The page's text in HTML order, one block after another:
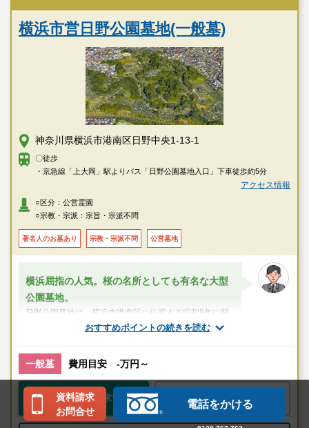
横浜市営日野公園墓地(一般墓)
神奈川県横浜市港南区日野中央1-13-1
〇徒歩
・京急線「上大岡」駅よりバス「日野公園墓地入口」下車徒歩約5分
アクセス情報
○区分：公営霊園
○宗教・宗派：宗旨・宗派不問
著名人のお墓あり 宗教・宗派不問 公営墓地
おすすめポイントの続きを読む
横浜屈指の人気。桜の名所としても有名な大型
公園墓地。
日野公園墓地は、横浜市港南区に位置する昭和8年に開
園されたのどかな霊園です。
な...
港南中央駅
一般墓 費用目安 -万円～
無料で資料請求する お気に入りに追加
資料請求
お問合せ
電話をかける